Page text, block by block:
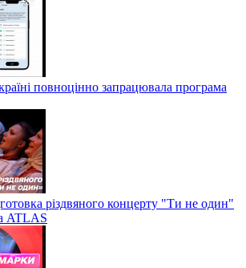
повноцінно запрацювала програма
різдвяного концерту "Ти не один"
ATLAS